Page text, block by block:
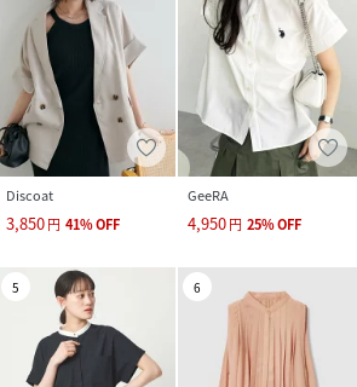
Discoat
3,850円 41%OFF
GeeRA
4,950円 25%OFF
5 6